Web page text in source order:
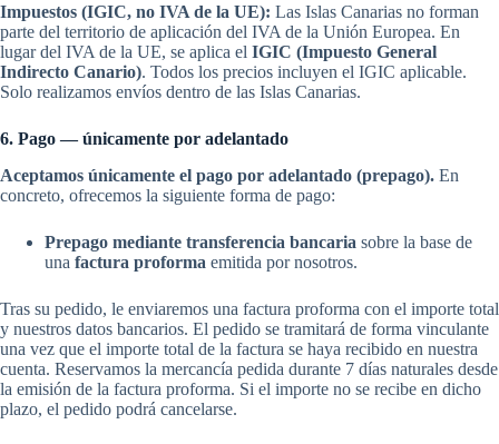
Impuestos (IGIC, no IVA de la UE): Las Islas Canarias no forman
parte del territorio de aplicación del IVA de la Unión Europea. En
lugar del IVA de la UE, se aplica el IGIC (Impuesto General
Indirecto Canario). Todos los precios incluyen el IGIC aplicable.
Solo realizamos envíos dentro de las Islas Canarias.
6. Pago — únicamente por adelantado
Aceptamos únicamente el pago por adelantado (prepago). En
concreto, ofrecemos la siguiente forma de pago:
Prepago mediante transferencia bancaria sobre la base de
una factura proforma emitida por nosotros.
Tras su pedido, le enviaremos una factura proforma con el importe total
y nuestros datos bancarios. El pedido se tramitará de forma vinculante
una vez que el importe total de la factura se haya recibido en nuestra
cuenta. Reservamos la mercancía pedida durante 7 días naturales desde
la emisión de la factura proforma. Si el importe no se recibe en dicho
plazo, el pedido podrá cancelarse.